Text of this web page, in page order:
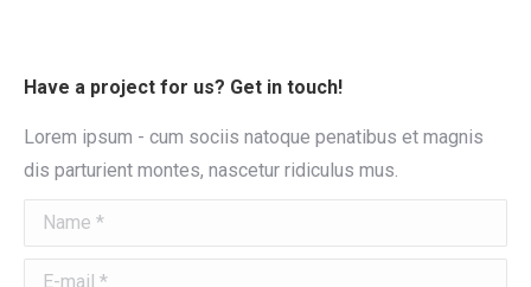
Have a project for us? Get in touch!
Lorem ipsum - cum sociis natoque penatibus et magnis
dis parturient montes, nascetur ridiculus mus.
Name *
E-mail *